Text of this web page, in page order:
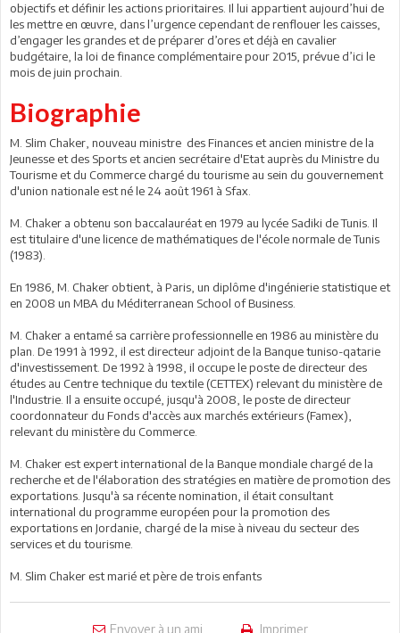
objectifs et définir les actions prioritaires. Il lui appartient aujourd’hui de
les mettre en œuvre, dans l’urgence cependant de renflouer les caisses,
d’engager les grandes et de préparer d’ores et déjà en cavalier
budgétaire, la loi de finance complémentaire pour 2015, prévue d’ici le
mois de juin prochain.
Biographie
M. Slim Chaker, nouveau ministre des Finances et ancien ministre de la
Jeunesse et des Sports et ancien secrétaire d'Etat auprès du Ministre du
Tourisme et du Commerce chargé du tourisme au sein du gouvernement
d'union nationale est né le 24 août 1961 à Sfax.
M. Chaker a obtenu son baccalauréat en 1979 au lycée Sadiki de Tunis. Il
est titulaire d'une licence de mathématiques de l'école normale de Tunis
(1983).
En 1986, M. Chaker obtient, à Paris, un diplôme d'ingénierie statistique et
en 2008 un MBA du Méditerranean School of Business.
M. Chaker a entamé sa carrière professionnelle en 1986 au ministère du
plan. De 1991 à 1992, il est directeur adjoint de la Banque tuniso-qatarie
d'investissement. De 1992 à 1998, il occupe le poste de directeur des
études au Centre technique du textile (CETTEX) relevant du ministère de
l'Industrie. Il a ensuite occupé, jusqu'à 2008, le poste de directeur
coordonnateur du Fonds d'accès aux marchés extérieurs (Famex),
relevant du ministère du Commerce.
M. Chaker est expert international de la Banque mondiale chargé de la
recherche et de l'élaboration des stratégies en matière de promotion des
exportations. Jusqu'à sa récente nomination, il était consultant
international du programme européen pour la promotion des
exportations en Jordanie, chargé de la mise à niveau du secteur des
services et du tourisme.
M. Slim Chaker est marié et père de trois enfants
Envoyer à un ami Imprimer